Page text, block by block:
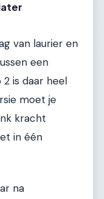
van laurier en
een
is daar heel
moet je
kracht
in één
na